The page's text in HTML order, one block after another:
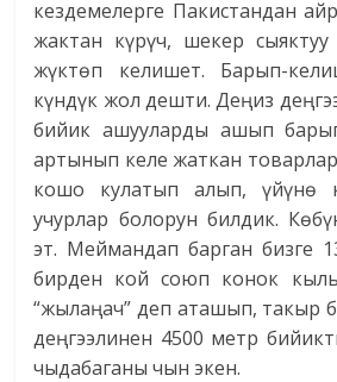
кездемелерге Пакистандан
жактан күрүч, шекер сыяктуу
жүктөп келишет. Барып-
күндүк жол дешти. Деңиз
бийик ашууларды ашып
артынып келе жаткан
кошо кулатып алып, үйүнө
учурлар болорун билдик.
эт. Меймандап барган бизге
бирден кой союп конок
“жылаңач” деп аташып, такыр
деңгээлинен 4500 метр
чыдабаганы чын экен.